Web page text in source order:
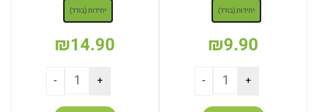
יחידות (בודד)
₪9.90
יחידות (בודד)
₪14.90